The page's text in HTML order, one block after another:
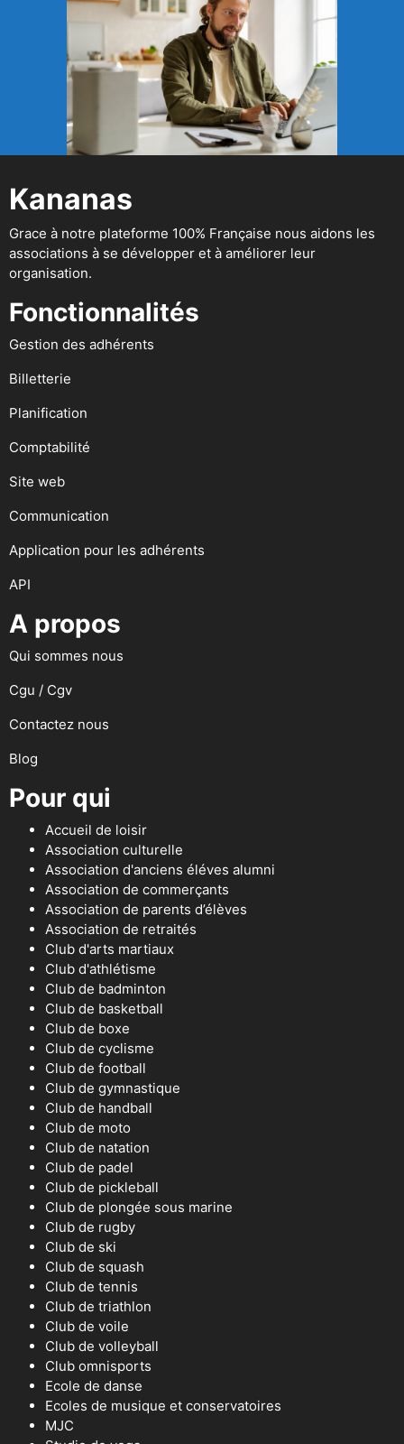
Kananas
Grace à notre plateforme 100% Française nous aidons les
associations à se développer et à améliorer leur
organisation.
Fonctionnalités
Gestion des adhérents
Billetterie
Planification
Comptabilité
Site web
Communication
Application pour les adhérents
API
A propos
Qui sommes nous
Cgu / Cgv
Contactez nous
Blog
Pour qui
Accueil de loisir
Association culturelle
Association d'anciens éléves alumni
Association de commerçants
Association de parents d’élèves
Association de retraités
Club d'arts martiaux
Club d'athlétisme
Club de badminton
Club de basketball
Club de boxe
Club de cyclisme
Club de football
Club de gymnastique
Club de handball
Club de moto
Club de natation
Club de padel
Club de pickleball
Club de plongée sous marine
Club de rugby
Club de ski
Club de squash
Club de tennis
Club de triathlon
Club de voile
Club de volleyball
Club omnisports
Ecole de danse
Ecoles de musique et conservatoires
MJC